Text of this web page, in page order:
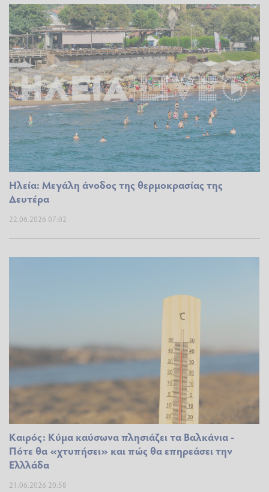
Ηλεία: Μεγάλη άνοδος της θερμοκρασίας της
Δευτέρα
22.06.2026 07:02
Καιρός: Κύμα καύσωνα πλησιάζει τα Βαλκάνια -
Πότε θα «χτυπήσει» και πώς θα επηρεάσει την
Ελλλάδα
21.06.2026 20:58